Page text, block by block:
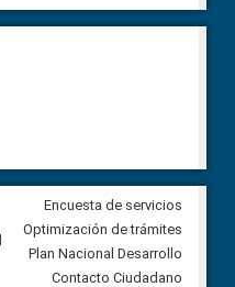
Veeduría Ciudadana para
construcción del asfaltado de
Ballenita del cantón Santa
Encuesta de servicios
Optimización de trámites
Plan Nacional Desarrollo
Contacto Ciudadano